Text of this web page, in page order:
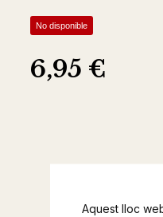
No disponible
6,95 €
Aquest lloc